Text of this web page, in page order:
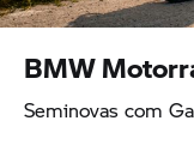
Urban
BMW
Seminovas com